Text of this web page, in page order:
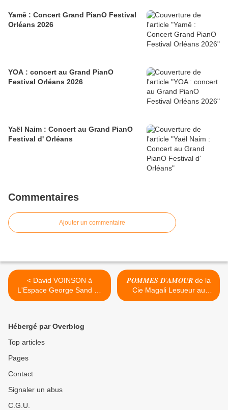
Yamê : Concert Grand PianO Festival
Orléans 2026
YOA : concert au Grand PianO
Festival Orléans 2026
Yaël Naim : Concert au Grand PianO
Festival d' Orléans
Commentaires
Ajouter un commentaire
< David VOINSON à
L'Espace George Sand de
Chécy - Saison culturelle
𝑷𝑶𝑴𝑴𝑬𝑺 𝑫’𝑨𝑴𝑶𝑼𝑹 de la
Cie Magali Lesueur au
Théâtre Municipal de Saran
Hébergé par Overblog
Top articles
Pages
Contact
Signaler un abus
C.G.U.